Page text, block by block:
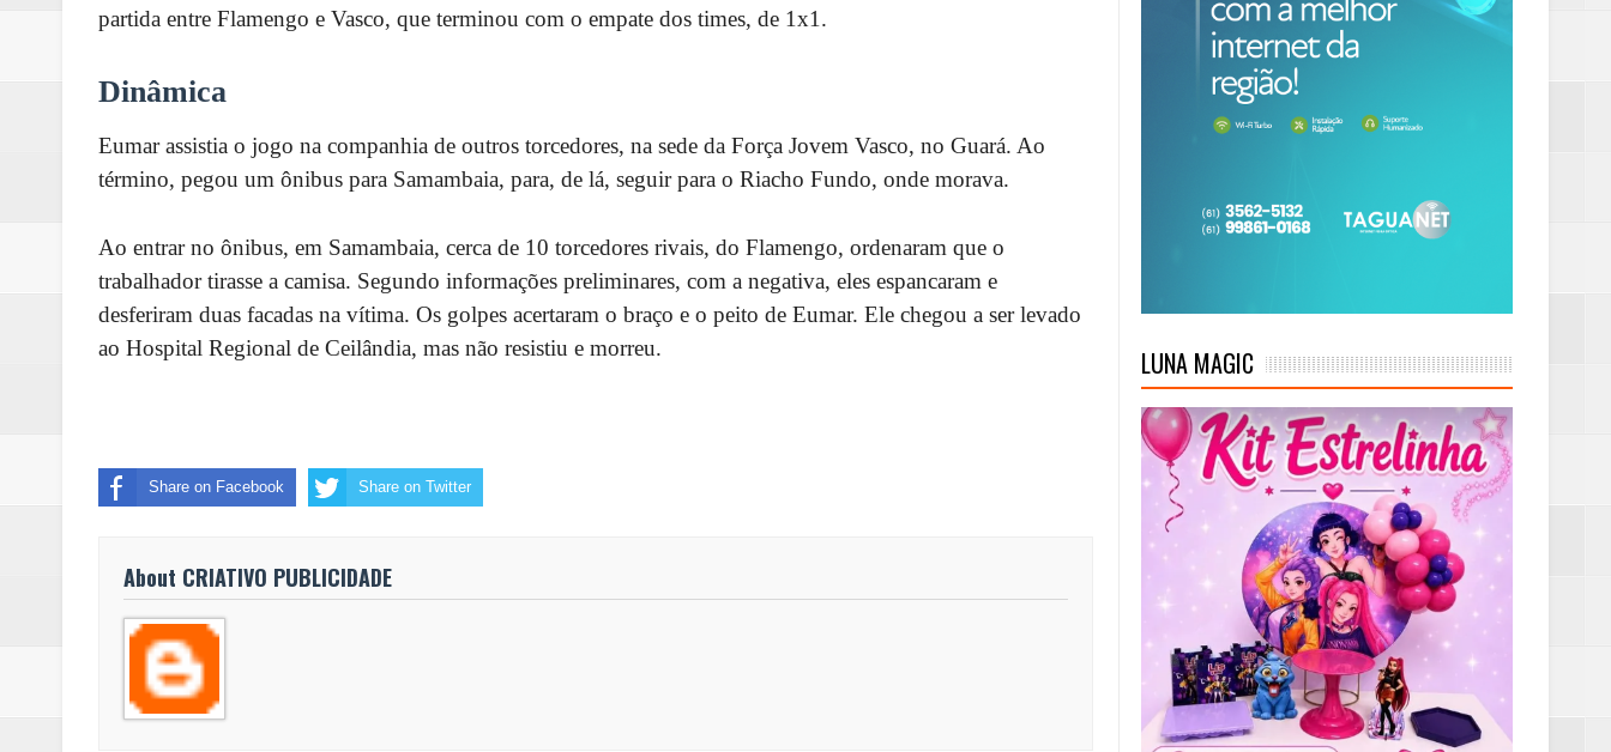
partida entre Flamengo e Vasco, que terminou com o empate dos times, de 1x1.
Dinâmica
Eumar assistia o jogo na companhia de outros torcedores, na sede da Força Jovem Vasco, no Guará. Ao
término, pegou um ônibus para Samambaia, para, de lá, seguir para o Riacho Fundo, onde morava.
Ao entrar no ônibus, em Samambaia, cerca de 10 torcedores rivais, do Flamengo, ordenaram que o
trabalhador tirasse a camisa. Segundo informações preliminares, com a negativa, eles espancaram e
desferiram duas facadas na vítima. Os golpes acertaram o braço e o peito de Eumar. Ele chegou a ser levado
ao Hospital Regional de Ceilândia, mas não resistiu e morreu.
Share on Facebook Share on Twitter
About CRIATIVO PUBLICIDADE
LUNA MAGIC